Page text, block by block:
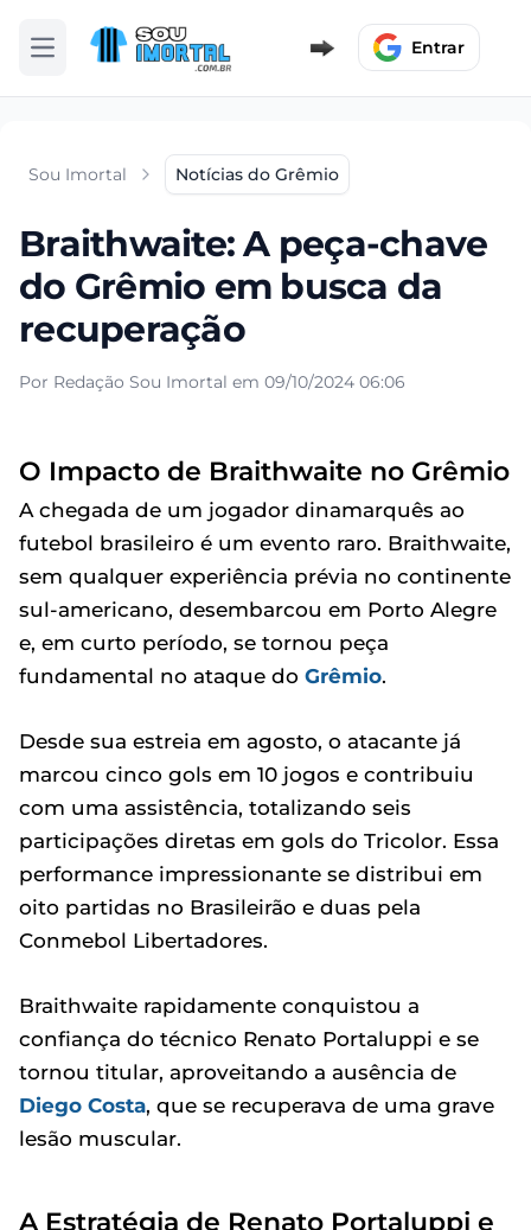
Abrir menu Entrar
Sou Imortal Notícias do Grêmio
Braithwaite: A peça-chave
do Grêmio em busca da
recuperação
Por Redação Sou Imortal em 09/10/2024 06:06
O Impacto de Braithwaite no Grêmio
A chegada de um jogador dinamarquês ao
futebol brasileiro é um evento raro. Braithwaite,
sem qualquer experiência prévia no continente
sul-americano, desembarcou em Porto Alegre
e, em curto período, se tornou peça
fundamental no ataque do Grêmio.
Desde sua estreia em agosto, o atacante já
marcou cinco gols em 10 jogos e contribuiu
com uma assistência, totalizando seis
participações diretas em gols do Tricolor. Essa
performance impressionante se distribui em
oito partidas no Brasileirão e duas pela
Conmebol Libertadores.
Braithwaite rapidamente conquistou a
confiança do técnico Renato Portaluppi e se
tornou titular, aproveitando a ausência de
Diego Costa, que se recuperava de uma grave
lesão muscular.
A Estratégia de Renato Portaluppi e